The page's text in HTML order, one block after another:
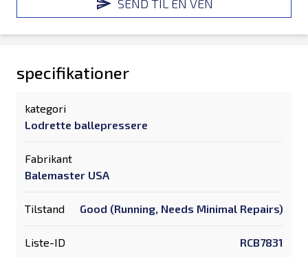
SEND TIL EN VEN
specifikationer
kategori
Lodrette ballepressere
Fabrikant
Balemaster USA
Tilstand Good (Running, Needs Minimal Repairs)
Liste-ID RCB7831